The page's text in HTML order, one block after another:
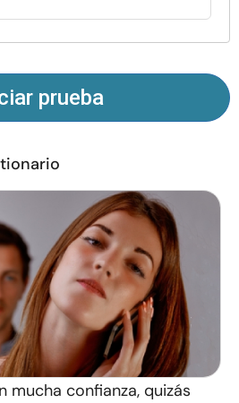
los derechos reservados.
prueba
mucha confianza, quizás